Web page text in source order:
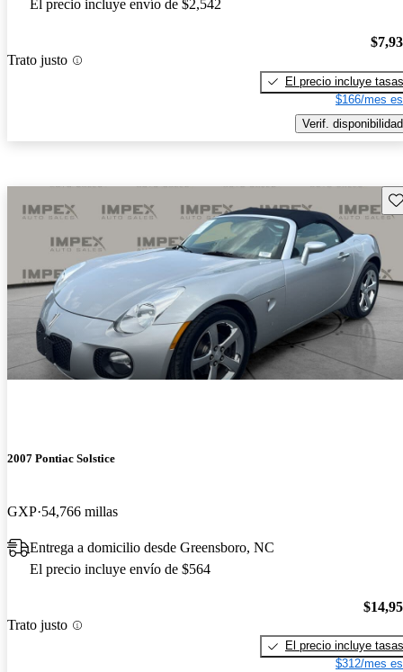
El precio incluye envío de $2,542
Trato justo
El precio incluye tasas
$166/mes
Verif. disponibilidad
2007 Pontiac Solstice
GXP 54,766 millas
Entrega a domicilio desde Greensboro, NC
El precio incluye envío de $564
Trato justo
El precio incluye tasas
$312/mes